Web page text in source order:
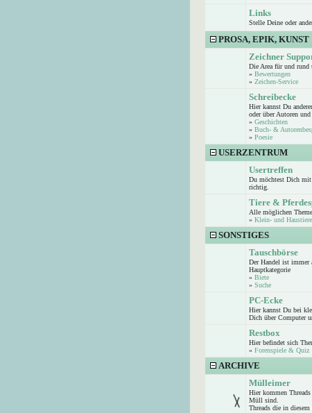
Links
Stelle Deine oder
PROSA, EPIK, KUNST
Zeichner
Die Area für und rund
» Bewertungen
» Zeichen-Service
Schreibecke
Hier kannst Du
oder über Autoren und
» Geschichten
» Buch- &
» Poesie
USERZENTRUM
Usertreffen
Du möchtest Dich mit
richtig.
Tiere &
Alle möglichen
» Klein- und Haustiere
SONSTIGES
Tauschbörse
Der Handel ist immer
Hauptkategorie
» Biete
» Suche
PC-Ecke
Hier kannst Du bei
Dich über Computer
Restbox
Hier befindet sich
» Forenspiele & Quiz
ARCHIVE
Mülleimer
Hier kommen
Müll sind.
Threads die in